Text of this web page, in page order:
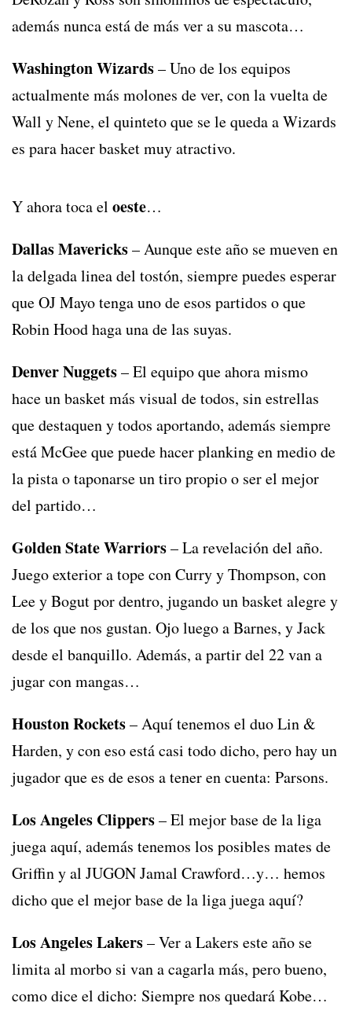
además nunca está de más ver a su mascota…
Washington Wizards– Uno de los equipos
actualmente más molones de ver, con la vuelta de
Wall y Nene, el quinteto que se le queda a Wizards
es para hacer basket muy atractivo.
Y ahora toca el oeste…
Dallas Mavericks– Aunque este año se mueven en
la delgada linea del tostón, siempre puedes esperar
que OJ Mayo tenga uno de esos partidos o que
Robin Hood haga una de las suyas.
Denver Nuggets– El equipo que ahora mismo
hace un basket más visual de todos, sin estrellas
que destaquen y todos aportando, además siempre
está McGee que puede hacer planking en medio de
la pista o taponarse un tiro propio o ser el mejor
del partido…
Golden State Warriors– La revelación del año.
Juego exterior a tope con Curry y Thompson, con
Lee y Bogut por dentro, jugando un basket alegre y
de los que nos gustan. Ojo luego a Barnes, y Jack
desde el banquillo. Además, a partir del 22 van a
jugar con mangas…
Houston Rockets– Aquí tenemos el duo Lin &
Harden, y con eso está casi todo dicho, pero hay un
jugador que es de esos a tener en cuenta: Parsons.
Los Angeles Clippers– El mejor base de la liga
juega aquí, además tenemos los posibles mates de
Griffin y al JUGON Jamal Crawford…y… hemos
dicho que el mejor base de la liga juega aquí?
Los Angeles Lakers– Ver a Lakers este año se
limita al morbo si van a cagarla más, pero bueno,
como dice el dicho: Siempre nos quedará Kobe…